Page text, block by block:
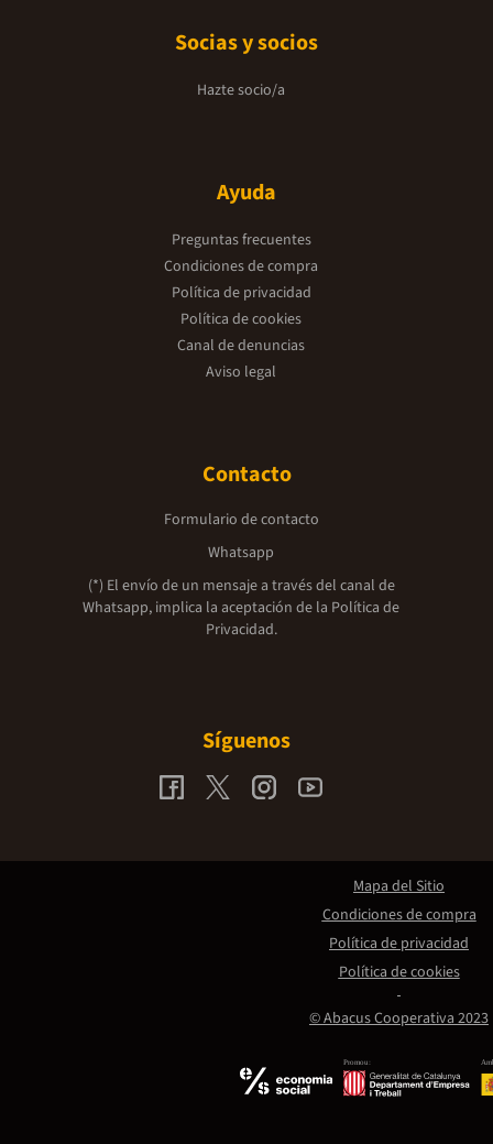
Socias y socios
Hazte socio/a
Ayuda
Preguntas frecuentes
Condiciones de compra
Política de privacidad
Política de cookies
Canal de denuncias
Aviso legal
Contacto
Formulario de contacto
Whatsapp
(*) El envío de un mensaje a través del canal de
Whatsapp, implica la aceptación de la Política de
Privacidad.
Síguenos
Promou:
© Abacus Cooperativa 2023
Mapa del Sitio
Condiciones de compra
Política de privacidad
Política de cookies